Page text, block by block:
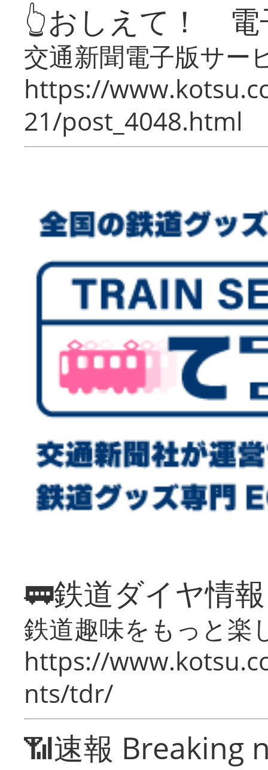
👆おしえて！ 電
交通新聞電子版サー
https://
21/post_4048.html
🚃鉄道ダイヤ情
鉄道趣味をもっと楽
https://
nts/tdr/
📶速報 Breaking